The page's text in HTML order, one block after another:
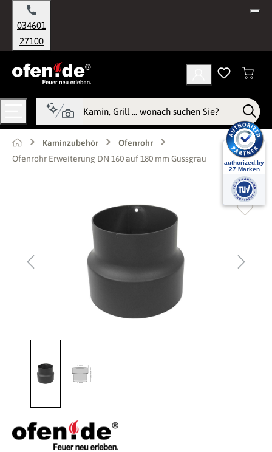
springen
034601
27100
Kaminzubehör
Ofenrohr
Ofenrohr Erweiterung DN 160 auf 180 mm Gussgrau